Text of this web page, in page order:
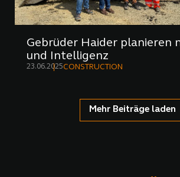
Gebrüder Haider planieren
und Intelligenz
23.06.2025CONSTRUCTION
Mehr Beiträge laden